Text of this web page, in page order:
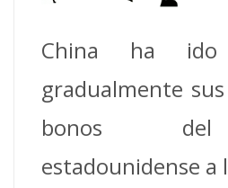
China ha ido
gradualmente
bonos
estadounidense a